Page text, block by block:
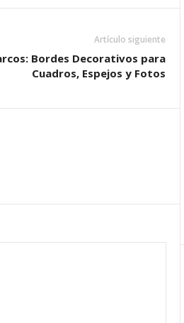
Artículo siguiente
Bordes Decorativos para
Cuadros, Espejos y Fotos